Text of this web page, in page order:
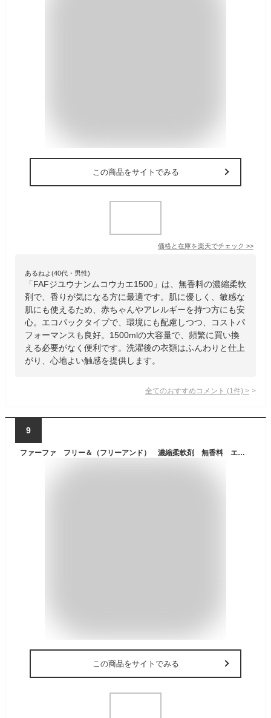
この商品をサイトでみる
価格と在庫を楽天でチェック >>
あるねよ(40代・男性)
「FAFジユウナンムコウカエ1500」は、無香料の濃縮柔軟
剤で、香りが気になる方に最適です。肌に優しく、敏感な
肌にも使えるため、赤ちゃんやアレルギーを持つ方にも安
心。エコパックタイプで、環境にも配慮しつつ、コストパ
フォーマンスも良好。1500mlの大容量で、頻繁に買い換
える必要がなく便利です。洗濯後の衣類はふんわりと仕上
がり、心地よい触感を提供します。
全てのおすすめコメント (1 件) >
9
ファーファ フリー＆（フリーアンド） 濃縮柔軟剤 無香料 エコパック 詰替 1500ml【香料 着色料 抗菌剤 シリコン 無添加】【税込3,980円以上送料無料】Free& 香りのない 無臭 つわり ペット 犬 猫【RCP】
この商品をサイトでみる